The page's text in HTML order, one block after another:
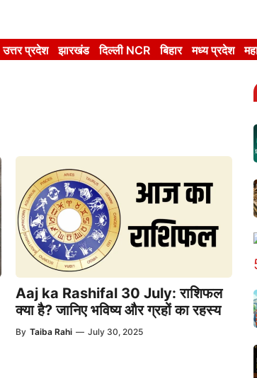
उत्तर प्रदेश झारखंड दिल्ली NCR बिहार मध्य प्रदेश
Aaj ka Rashifal 30 July: राशिफल
क्या है? जानिए भविष्य और ग्रहों का रहस्य
By Taiba Rahi — July 30, 2025